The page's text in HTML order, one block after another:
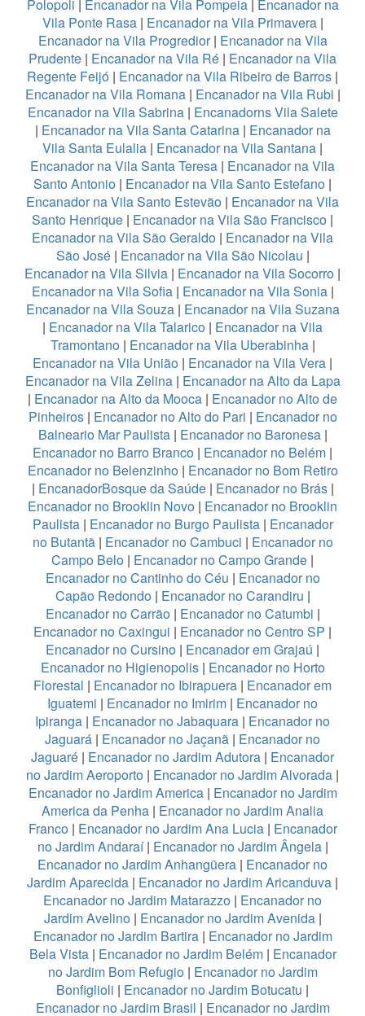
Polopoli | Encanador na Vila Pompeia| Encanador na
Vila Ponte Rasa| Encanador na Vila Primavera|
Encanador na Vila Progredior| Encanador na Vila
Prudente | Encanador na Vila Ré | Encanador na Vila
Regente Feijó | Encanador na Vila Ribeiro de Barros |
Encanador na Vila Romana| Encanador na Vila Rubi |
Encanador na Vila Sabrina| Encanadorns Vila Salete
| Encanador na Vila Santa Catarina| Encanador na
Vila Santa Eulalia | Encanador na Vila Santana |
Encanador na Vila Santa Teresa | Encanador na Vila
Santo Antonio | Encanador na Vila Santo Estefano |
Encanador na Vila Santo Estevão | Encanador na Vila
Santo Henrique | Encanador na Vila São Francisco |
Encanador na Vila São Geraldo | Encanador na Vila
São José| Encanador na Vila São Nicolau |
Encanador na Vila Silvia | Encanador na Vila Socorro |
Encanador na Vila Sofia| Encanador na Vila Sonia|
Encanador na Vila Souza| Encanador na Vila Suzana
| Encanador na Vila Talarico | Encanador na Vila
Tramontano| Encanador na Vila Uberabinha|
Encanador na Vila União | Encanador na Vila Vera |
Encanador na Vila Zelina| Encanador na Alto da Lapa
| Encanador na Alto da Mooca | Encanador no Alto de
Pinheiros| Encanador no Alto do Pari | Encanador no
Balneario Mar Paulista| Encanador no Baronesa|
Encanador no Barro Branco | Encanador no Belém |
Encanador no Belenzinho| Encanador no Bom Retiro
| EncanadorBosque da Saúde| Encanador no Brás|
Encanador no Brooklin Novo | Encanador no Brooklin
Paulista| Encanador no Burgo Paulista| Encanador
no Butantã| Encanador no Cambuci | Encanador no
Campo Belo | Encanador no Campo Grande |
Encanador no Cantinho do Céu | Encanador no
Capão Redondo| Encanador no Carandiru |
Encanador no Carrão| Encanador no Catumbi |
Encanador no Caxingui | Encanador no Centro SP |
Encanador no Cursino | Encanador em Grajaú |
Encanador no Higienopolis| Encanador no Horto
Florestal | Encanador no Ibirapuera | Encanador em
Iguatemi | Encanador no Imirim | Encanador no
Ipiranga | Encanador no Jabaquara | Encanador no
Jaguará | Encanador no Jaçanã | Encanador no
Jaguaré | Encanador no Jardim Adutora | Encanador
no Jardim Aeroporto | Encanador no Jardim Alvorada |
Encanador no Jardim America| Encanador no Jardim
America da Penha | Encanador no Jardim Analia
Franco| Encanador no Jardim Ana Lucia| Encanador
no Jardim Andaraí| Encanador no Jardim Ângela|
Encanador no Jardim Anhangüera | Encanador no
Jardim Aparecida | Encanador no Jardim Aricanduva |
Encanador no Jardim Matarazzo | Encanador no
Jardim Avelino| Encanador no Jardim Avenida|
Encanador no Jardim Bartira| Encanador no Jardim
Bela Vista| Encanador no Jardim Belém| Encanador
no Jardim Bom Refugio| Encanador no Jardim
Bonfiglioli | Encanador no Jardim Botucatu |
Encanador no Jardim Brasil | Encanador no Jardim